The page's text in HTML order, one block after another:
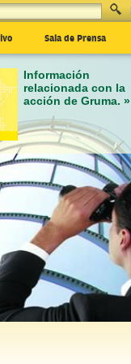
Sala de Prensa
Información
relacionada con la
acción de Gruma. »